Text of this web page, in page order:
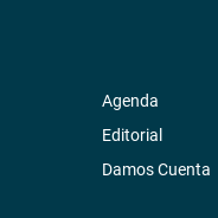
Agenda
Editorial
Damos Cuenta